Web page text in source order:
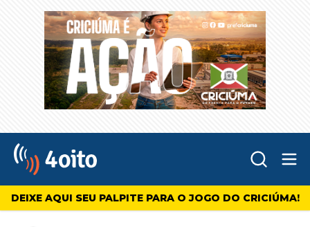
4oito
DEIXE AQUI SEU PALPITE PARA O JOGO DO CRICIÚMA!